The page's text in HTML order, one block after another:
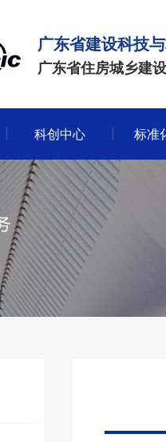
广东省建设科技
广东省住房城乡建
科创中心 标准